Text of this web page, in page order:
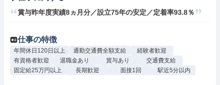
賞与昨年度実績8ヵ月分／設立75年の安定／定着率93.8％
仕事の特徴
年間休日120日以上 通勤交通費全額支給
経験者歓迎
有資格者歓迎
退職金あり 賞与あり
交通費支給
固定給25万円以上
長期歓迎 面接1回 駅近5分以内